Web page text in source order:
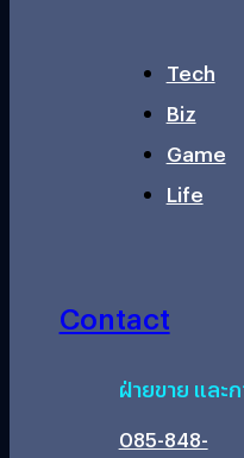
Tech
Biz
Game
Life
Contact
ฝ่ายขาย และ
085-848-